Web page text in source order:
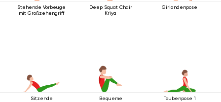
Stehende Vorbeuge
mit Großzehengriff
Deep Squat Chair
Kriya
Girlandenpose
Sitzende
Bequeme
Taubenpose 1